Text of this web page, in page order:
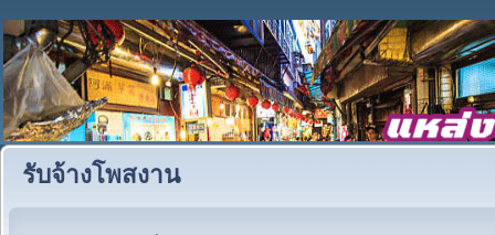
รับจ้างโพสงาน